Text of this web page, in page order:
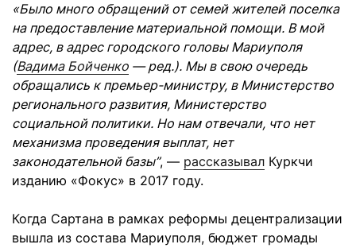
«Было много обращений от семей жителей поселка
на предоставление материальной помощи. В мой
адрес, в адрес городского головы Мариуполя
(Вадима Бойченко — ред.). Мы в свою очередь
обращались к премьер-министру, в Министерство
регионального развития, Министерство
социальной политики. Но нам отвечали, что нет
механизма проведения выплат, нет
законодательной базы”, — рассказывал Куркчи
изданию «Фокус» в 2017 году.
Когда Сартана в рамках реформы децентрализации
вышла из состава Мариуполя, бюджет громады